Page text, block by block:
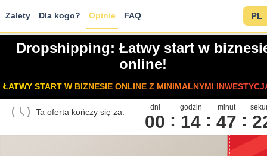
Zalety Dla kogo? Opinie FAQ PL
Dropshipping: Łatwy start w
online!
ŁATWY START W BIZNESIE ONLINE Z MINIMALNYMI
Ta oferta kończy się za: dni
00
godzin
14
minut
47 2